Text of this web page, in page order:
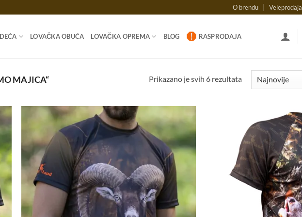
O brendu Veleprodaja
LOVAČKA OBUĆA LOVAČKA OPREMA BLOG RASPRODAJA
MAJICA“ Prikazano je svih 6 rezultataSortirano